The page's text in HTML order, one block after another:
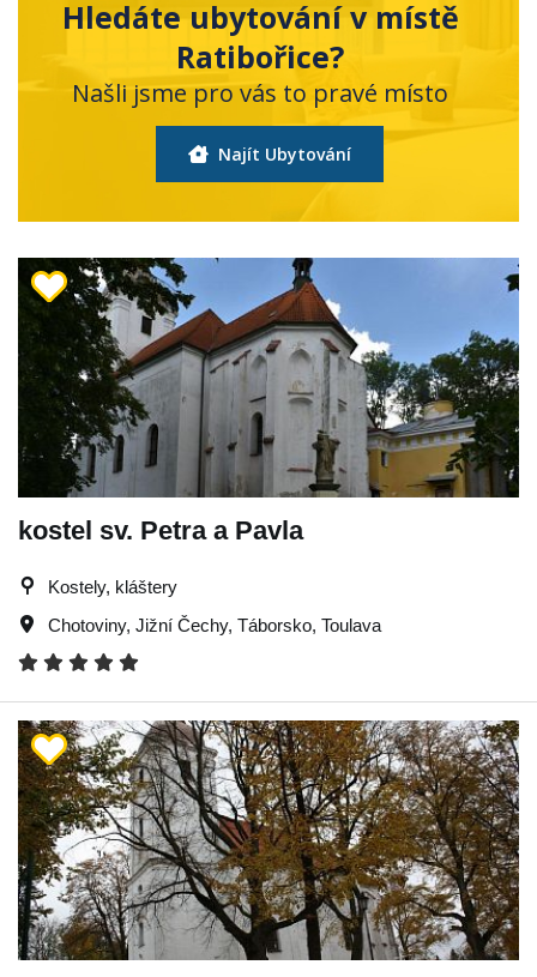
Hledáte ubytování v místě
Ratibořice?
Našli jsme pro vás to pravé místo
Najít Ubytování
kostel sv. Petra a Pavla
Kostely, kláštery
Chotoviny, Jižní Čechy, Táborsko, Toulava